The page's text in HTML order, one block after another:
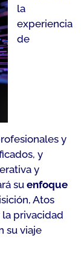
la
experiencia
de
y
y
y
su enfoque
Atos
privacidad
su viaje